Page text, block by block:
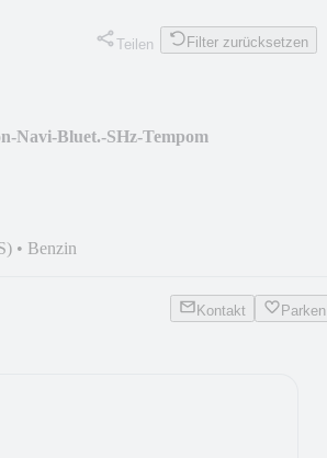
Teilen Filter zurücksetzen
Navi-Bluet.-SHz-Tempom
• Benzin
Kontakt Parken